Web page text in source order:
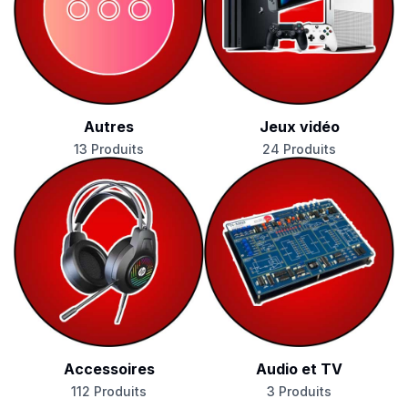
Autres
13 Produits
Jeux vidéo
24 Produits
Accessoires
112 Produits
Audio et TV
3 Produits